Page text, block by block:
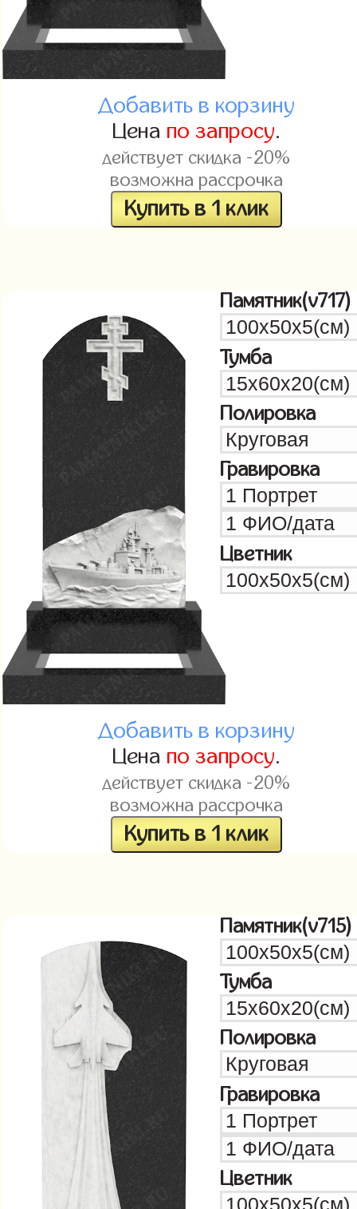
Добавить в корзину
Цена по запросу.
действует скидка -20%
возможна рассрочка
Купить в 1 клик
Памятник(v717)
Тумба
Полировка
Гравировка
Цветник
Добавить в корзину
Цена по запросу.
действует скидка -20%
возможна рассрочка
Купить в 1 клик
Памятник(v715)
Тумба
Полировка
Гравировка
Цветник